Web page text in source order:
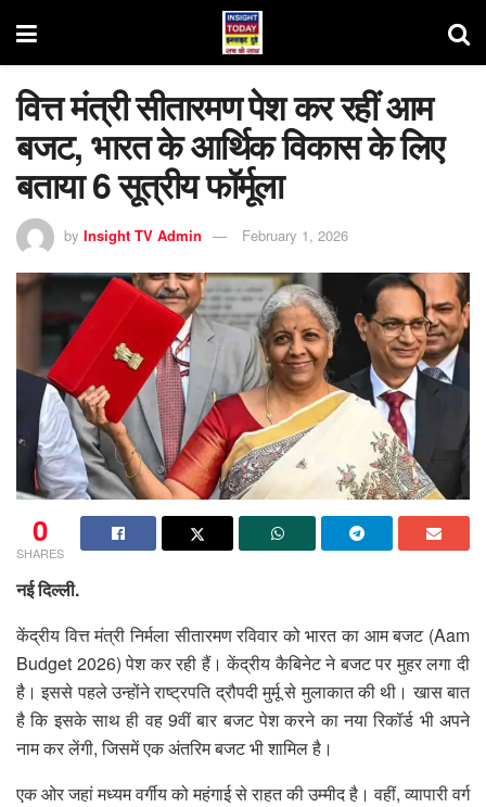
वित्त मंत्री सीतारमण पेश कर रहीं आम
बजट, भारत के आर्थिक विकास के लिए
बताया 6 सूत्रीय फॉर्मूला
by Insight TV Admin February 1, 2026
0
SHARES
नई दिल्ली.
केंद्रीय वित्त मंत्री निर्मला सीतारमण रविवार को भारत का आम बजट (Aam
Budget 2026) पेश कर रही हैं। केंद्रीय कैबिनेट ने बजट पर मुहर लगा दी
है। इससे पहले उन्होंने राष्ट्रपति द्रौपदी मुर्मू से मुलाकात की थी। खास बात
है कि इसके साथ ही वह 9वीं बार बजट पेश करने का नया रिकॉर्ड भी अपने
नाम कर लेंगी, जिसमें एक अंतरिम बजट भी शामिल है।
एक ओर जहां मध्यम वर्गीय को महंगाई से राहत की उम्मीद है। वहीं, व्यापारी वर्ग